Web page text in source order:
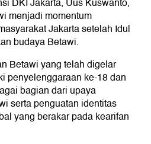
DKI Jakarta, Uus Kuswanto,
menjadi momentum
Jakarta setelah Idul
budaya Betawi.
Betawi yang telah digelar
penyelenggaraan ke-18 dan
bagian dari upaya
serta penguatan identitas
yang berakar pada kearifan